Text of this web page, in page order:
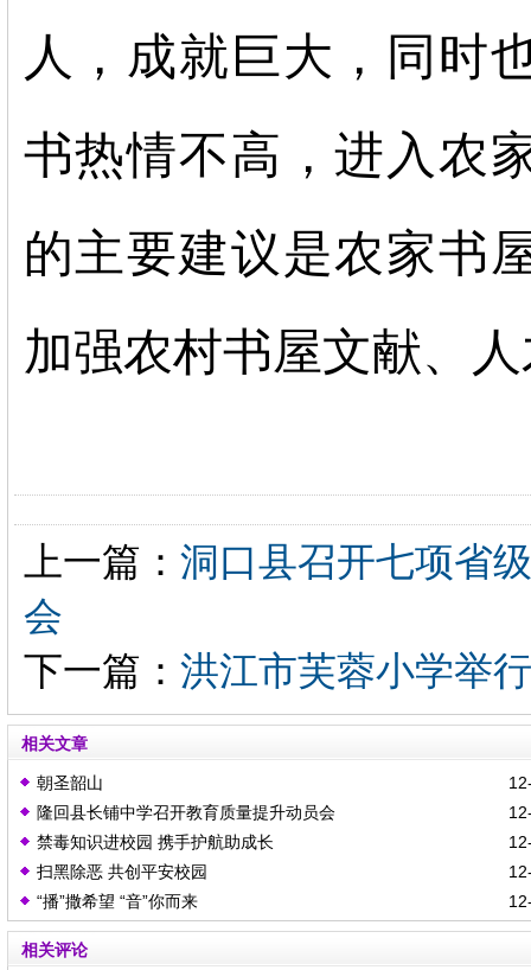
人，成就巨大，同时
书热情不高，进入农
的主要建议是农家书
加强农村书屋文献、
上一篇： 洞口县召开七项省
会
下一篇： 洪江市芙蓉小学举
相关文章
朝圣韶山
隆回县长铺中学召开教育质量提升动员会
禁毒知识进校园 携手护航助成长
扫黑除恶 共创平安校园
“播”撒希望 “音”你而来
相关评论